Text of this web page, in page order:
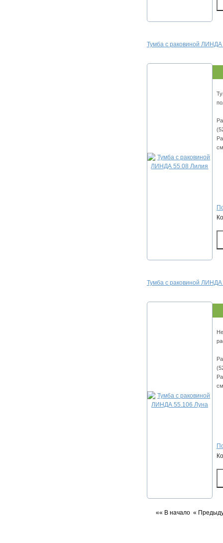
Тумба с раковиной
Тумба с раковиной
«« В начало «